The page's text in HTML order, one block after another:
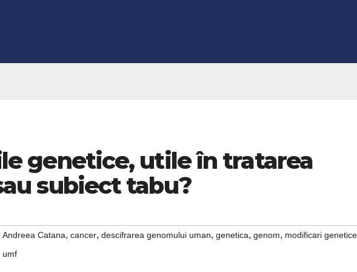
genetice, utile în tratarea
subiect tabu?
Andreea Catana, cancer, descifrarea genomului uman, genetica, genom, modificari genetice
umf